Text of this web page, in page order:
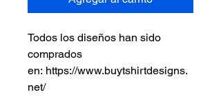
Todos los diseños han sido
comprados
en: https://www.buytshirtdesigns.
net/